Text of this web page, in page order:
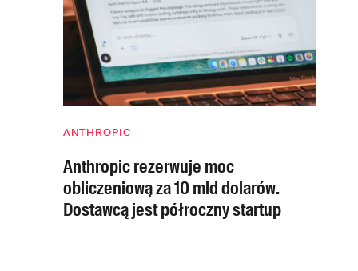
ANTHROPIC
Anthropic rezerwuje moc
obliczeniową za 10 mld dolarów.
Dostawcą jest półroczny startup